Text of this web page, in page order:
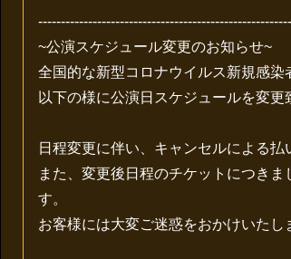
~公演スケジュール変更のお知らせ~
全国的な新型コロナウイルス新規感
以下の様に公演日スケジュールを変
日程変更に伴い、キャンセルによる
また、変更後日程のチケットにつき
お客様には大変ご迷惑をおかけいたし